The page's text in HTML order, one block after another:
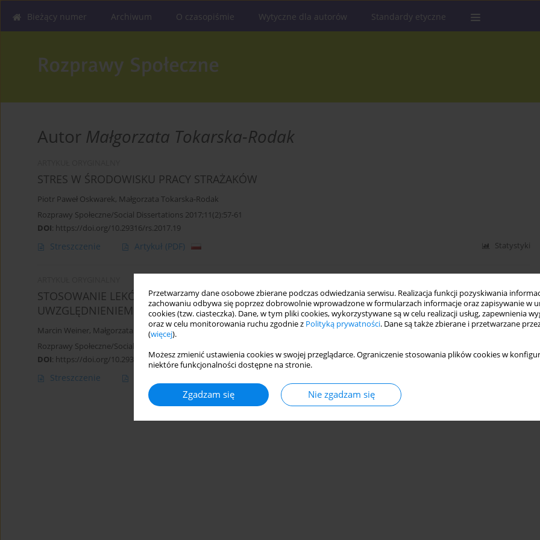
Przetwarzamy dane osobowe zbierane podczas odwiedzania serwisu. Realizacja funkcji pozyskiwania
zachowaniu odbywa się poprzez dobrowolnie wprowadzone w formularzach informacje oraz zapisywanie w
cookies (tzw. ciasteczka). Dane, w tym pliki cookies, wykorzystywane są w celu realizacji usług, zapewnienia
oraz w celu monitorowania ruchu zgodnie z Polityką prywatności. Dane są także zbierane i przetwarzane
(więcej).
Możesz zmienić ustawienia cookies w swojej przeglądarce. Ograniczenie stosowania plików cookies w
niektóre funkcjonalności dostępne na stronie.
Zgadzam się Nie zgadzam się
Bieżący numer Archiwum O czasopiśmie Wytyczne dla autorów Standardy etyczne
Autor Małgorzata Tokarska-Rodak
STRES W ŚRODOWISKU PRACY STRAŻAKÓW
Piotr Paweł Oskwarek, Małgorzata Tokarska-Rodak
Rozprawy Społeczne/Social Dissertations 2017;11(2):57-61
DOI: https://doi.org/10.29316/rs.2017.19
Streszczenie Artykuł (PDF) Statystyki
STOSOWANIE LEKÓW PRZECIWBÓLOWYCH W RÓŻNYCH GRUPACH WIEKOWYCH Z
UWZGLĘDNIENIEM RELACJI MIĘDZYPOKOLENIOWYCH
Marcin Weiner, Małgorzata Tokarska-Rodak
Rozprawy Społeczne/Social Dissertations 2019;13(1):72-79
DOI: https://doi.org/10.29316/rs.2019.09
Streszczenie